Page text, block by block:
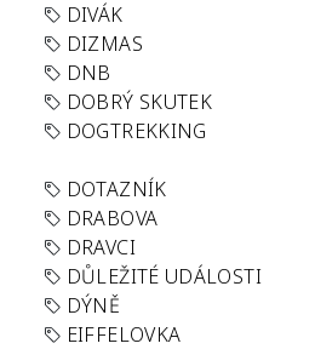
DIVÁK
DIZMAS
DNB
DOBRÝ SKUTEK
DOGTREKKING
DOTAZNÍK
DRABOVA
DRAVCI
DŮLEŽITÉ UDÁLOSTI
DÝNĚ
EIFFELOVKA